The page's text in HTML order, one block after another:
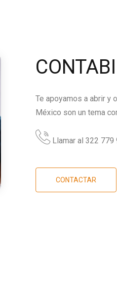
Te apoyamos a abrir y
México son un tema
Llamar al 322 779
CONTACTAR